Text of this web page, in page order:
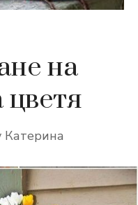
на
цветя
Катерина